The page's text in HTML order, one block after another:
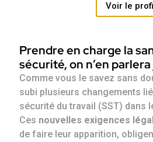
Voir le
Prendre en charge la
sécurité, on n’en
Comme vous le savez sans
subi plusieurs changements
sécurité du travail (SST) dans
Ces nouvelles exigences
de faire leur apparition,